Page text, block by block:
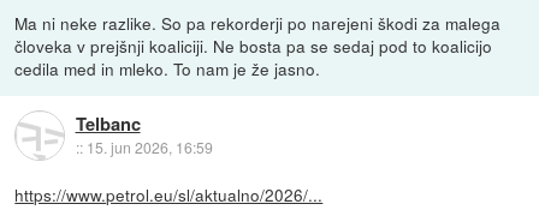
Ma ni neke razlike. So pa rekorderji po narejeni škodi za malega
človeka v prejšnji koaliciji. Ne bosta pa se sedaj pod to koalicijo
cedila med in mleko. To nam je že jasno.
Telbanc
:: 15. jun 2026, 16:59
https://www.petrol.eu/sl/aktualno/2026/...